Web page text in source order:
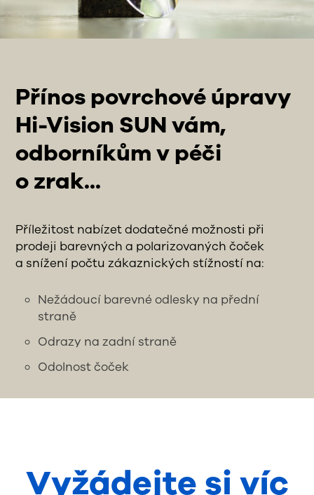
Přínos povrchové úpravy
Hi-Vision SUN vám,
odborníkům v péči
o zrak...
Příležitost nabízet dodatečné možnosti při
prodeji barevných a polarizovaných čoček
a snížení počtu zákaznických stížností na:
Nežádoucí barevné odlesky na přední
straně
Odrazy na zadní straně
Odolnost čoček
Vyžádejte si víc